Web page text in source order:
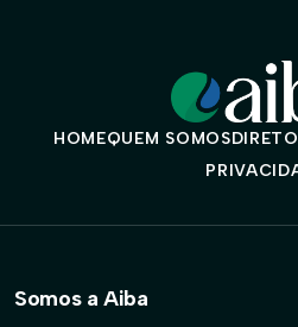
HOMEQUEM SOMOS
Somos a Aiba